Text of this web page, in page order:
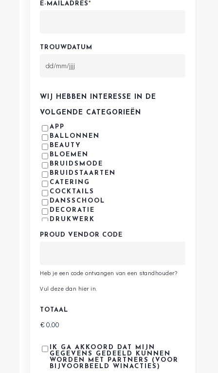
E-MAILADRES*
TROUWDATUM
JJJJ
WIJ HEBBEN INTERESSE IN DE
VOLGENDE CATEGORIEËN
APP
BALLONNEN
BEAUTY
BLOEMEN
BRUIDSMODE
BRUIDSTAARTEN
CATERING
COCKTAILS
DANSSCHOOL
DECORATIE
DRUKWERK
FOODTRUCKS
HUWELIJKSREIZEN
LOCATIES
MAGAZINES
PHOTOBOOTH
SCHOENEN
STYLING
PROUD VENDOR CODE
Heb je een code ontvangen van een standhouder?
Vul deze dan hier in.
TOTAAL
PARTNERS *
IK GA AKKOORD DAT MIJN
GEGEVENS GEDEELD KUNNEN
WORDEN MET PARTNERS (VOOR
BIJVOORBEELD WINACTIES)